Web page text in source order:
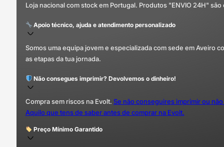
Loja nacional com stock em Portugal. Produtos "ENVIO 24H"
Apoio técnico, ajuda e atendimento personalizado
Somos uma equipa jovem e especializada com sede em Aveiro
as etapas da tua jornada.
Não consegues imprimir? Devolvemos o dinheiro!
Compra sem riscos na Evolt. Se não conseguires imprimir ou
Aquilo que tens de saber antes de comprar na Evolt.
Preço Mínimo Garantido